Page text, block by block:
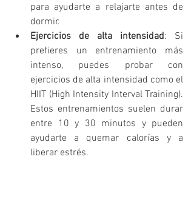
para ayudarte a relajarte antes de
dormir.
Ejercicios de alta intensidad: Si
prefieres un entrenamiento más
intenso, puedes probar con
ejercicios de alta intensidad como el
HIIT (High Intensity Interval Training).
Estos entrenamientos suelen durar
entre 10 y 30 minutos y pueden
ayudarte a quemar calorías y a
liberar estrés.